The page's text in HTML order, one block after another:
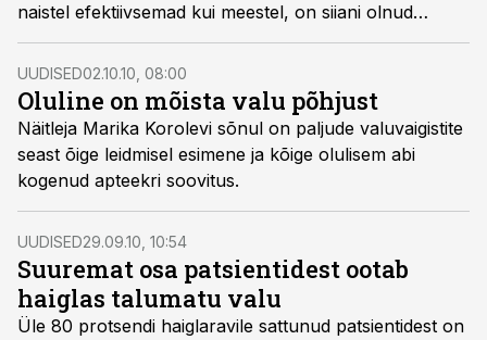
naistel efektiivsemad kui meestel, on siiani olnud
teadmata selle erinevuse põhjus. Nüüd on New Yorgi
ülikooli teadlased jõudnud järeldusele, et kuigi meeste
ja naiste organismides on samad opioidiretseptorite
tüübid, on nende vastastikune toime soost sõltuvalt
erinev.
UUDISED02.10.10, 08:00
Oluline on mõista valu põhjust
Näitleja Marika Korolevi sõnul on paljude valuvaigistite
seast õige leidmisel esimene ja kõige olulisem abi
kogenud apteekri soovitus.
UUDISED29.09.10, 10:54
Suuremat osa patsientidest ootab
haiglas talumatu valu
Üle 80 protsendi haiglaravile sattunud patsientidest on